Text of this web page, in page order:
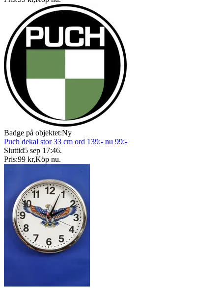
Badge på objektet:Ny
Puch dekal stor 33 cm ord 139:- nu 99:-
Sluttid5 sep 17:46.
Pris:99 kr,Köp nu.